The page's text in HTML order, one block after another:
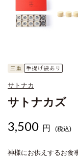
サトナカ
サトナカズ
3,500 円 (税込)
神様にお供えするお食